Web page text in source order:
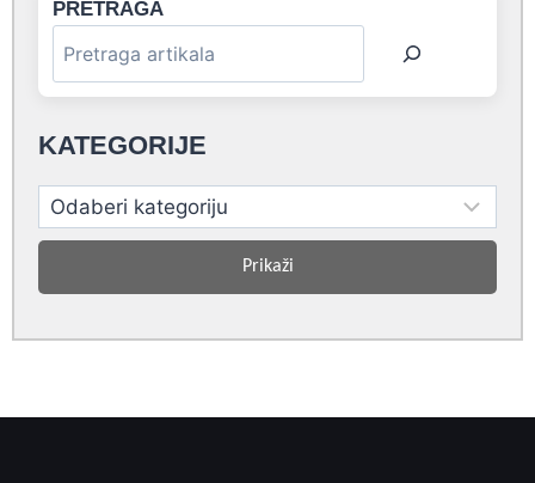
PRETRAGA
KATEGORIJE
Prikaži